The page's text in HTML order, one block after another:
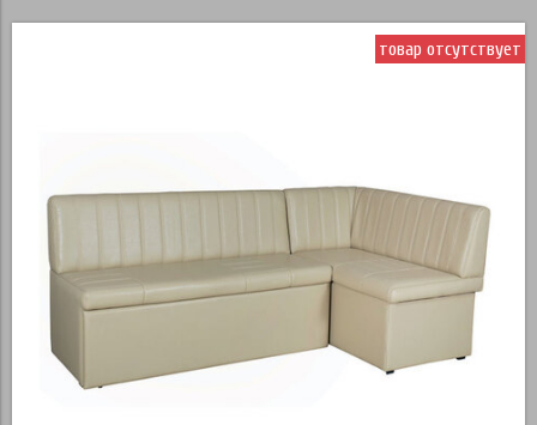
товар отсутствует